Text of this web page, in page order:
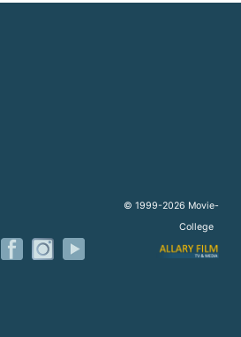
© 1999-2026 Movie-
College